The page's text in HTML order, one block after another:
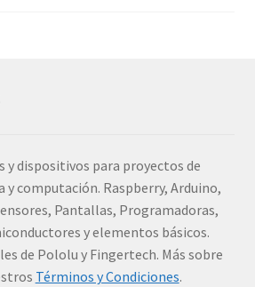
y dispositivos para proyectos de
computación. Raspberry, Arduino,
Pantallas, Programadoras,
y elementos básicos.
de Pololu y Fingertech. Más sobre
Términos y Condiciones.